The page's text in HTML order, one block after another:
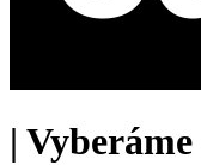
|